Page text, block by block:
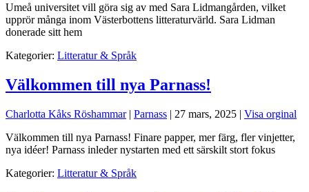
Umeå universitet vill göra sig av med Sara Lidmangården, vilket
upprör många inom Västerbottens litteraturvärld. Sara Lidman
donerade sitt hem
Kategorier: Litteratur & Språk
Välkommen till nya Parnass!
Charlotta Kåks Röshammar | Parnass | 27 mars, 2025 | Visa orginal
Välkommen till nya Parnass! Finare papper, mer färg, fler vinjetter,
nya idéer! Parnass inleder nystarten med ett särskilt stort fokus
Kategorier: Litteratur & Språk